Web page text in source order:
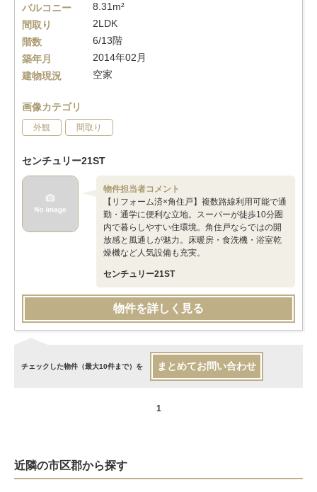
バルコニー
8.31m²
間取り
2LDK
階数
6/13階
築年月
2014年02月
建物現況
空家
画像カテゴリ
外観 間取り
センチュリー21ST
物件担当者コメント
【リフォーム済×角住戸】複数路線利用可能で通
勤・通学に便利な立地。スーパーが徒歩10分圏
内で暮らしやすい住環境。角住戸ならではの開
放感と風通しが魅力。床暖房・食洗機・浴室乾
燥機など人気設備も充実。
センチュリー21ST
物件を詳しく見る
チェックした物件（最大10件まで）を まとめてお問い合わせ
1
近隣の市区郡から探す